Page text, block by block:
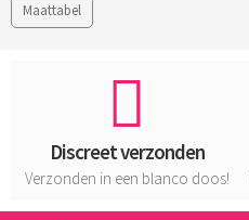
Maattabel
Discreet verzonden
Verzonden in een blanco doos!